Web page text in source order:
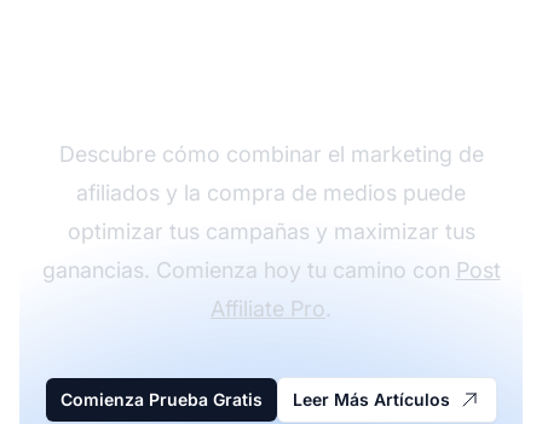
Descubre cómo combinar el marketing de
afiliados y la compra de medios puede
optimizar tus campañas y maximizar tus
ganancias. Comienza hoy tu camino con Post
Affiliate Pro.
Comienza Prueba Gratis Leer Más Artículos